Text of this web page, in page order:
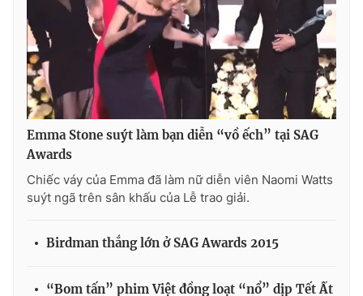
Emma Stone suýt làm bạn diễn “vồ ếch” tại SAG
Awards
Chiếc váy của Emma đã làm nữ diễn viên Naomi Watts
suýt ngã trên sân khấu của Lễ trao giải.
Birdman thắng lớn ở SAG Awards 2015
“Bom tấn” phim Việt đồng loạt “nổ” dịp Tết Ất